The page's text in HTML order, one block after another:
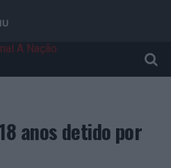
anos detido por